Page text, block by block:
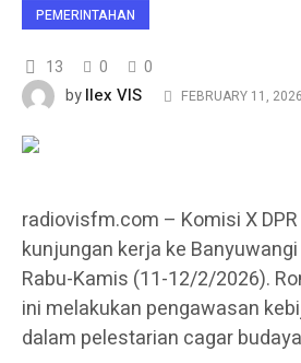
PEMERINTAHAN
13 0
0
byIlex VIS FEBRUARY 11, 2026
radiovisfm.com – Komisi X
kunjungan kerja ke
Rabu-Kamis (11-12/2/2026).
ini melakukan pengawasan
dalam pelestarian cagar